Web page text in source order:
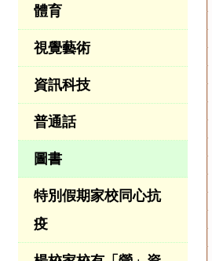
體育
視覺藝術
資訊科技
普通話
圖書
特別假期家校同心抗
疫